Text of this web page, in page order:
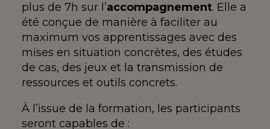
plus de 7h sur l’accompagnement. Elle a
été conçue de manière à faciliter au
maximum vos apprentissages avec des
mises en situation concrètes, des études
de cas, des jeux et la transmission de
ressources et outils concrets.
À l’issue de la formation, les participants
seront capables de :